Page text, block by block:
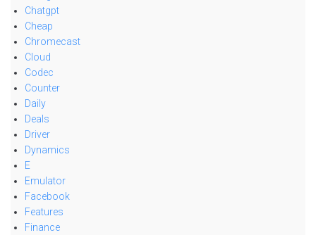
Chatgpt
Cheap
Chromecast
Cloud
Codec
Counter
Daily
Deals
Driver
Dynamics
E
Emulator
Facebook
Features
Finance